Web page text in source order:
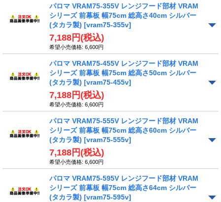
パロマ VRAM75-355V レンジフード部材 VRAM
シリーズ 前幕板 幅75cm 総高さ40cm シルバー
(タカラ製) [vram75-355v]
7,188円 (税込)
希望小売価格: 6,600円
パロマ VRAM75-455V レンジフード部材 VRAM
シリーズ 前幕板 幅75cm 総高さ50cm シルバー
(タカラ製) [vram75-455v]
7,188円 (税込)
希望小売価格: 6,600円
パロマ VRAM75-555V レンジフード部材 VRAM
シリーズ 前幕板 幅75cm 総高さ60cm シルバー
(タカラ製) [vram75-555v]
7,188円 (税込)
希望小売価格: 6,600円
パロマ VRAM75-595V レンジフード部材 VRAM
シリーズ 前幕板 幅75cm 総高さ64cm シルバー
(タカラ製) [vram75-595v]